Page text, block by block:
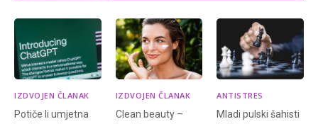
IZDVOJEN ČLANAK
Potiče li umjetna
IZDVOJEN ČLANAK
Clean beauty –
ANTISTRES
Mladi pulski šahisti